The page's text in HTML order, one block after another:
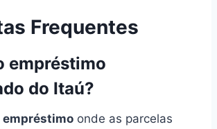
Frequentes
empréstimo
do Itaú?
empréstimo onde as parcelas